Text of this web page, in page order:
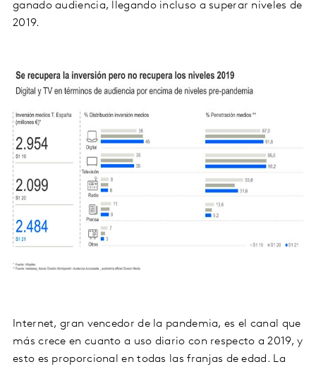
ganado audiencia, llegando incluso a superar niveles de
2019.
Internet, gran vencedor de la pandemia, es el canal que
más crece en cuanto a uso diario con respecto a 2019, y
esto es proporcional en todas las franjas de edad. La